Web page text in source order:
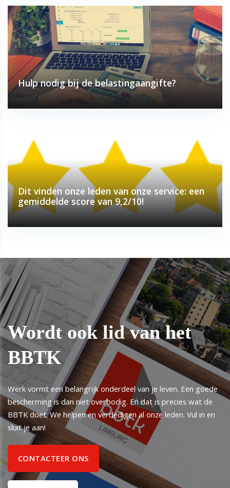
Hulp nodig bij de belastingaangifte?
Dit vinden onze leden van onze service: een
gemiddelde score van 9,2/10!
Wordt ook lid van het
BBTK
Werk vormt een belangrijk onderdeel van je leven. Een goede
bescherming is dan niet overbodig. En dat is precies wat de
BBTK doet: We helpen en verdedigen al onze leden. Vul in en
sluit je aan!
CONTACTEER ONS